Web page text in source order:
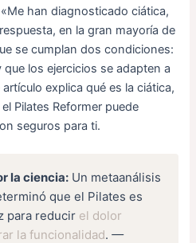
han diagnosticado ciática,
en la gran mayoría de
se cumplan dos condiciones:
los ejercicios se adapten a
explica qué es la ciática,
Pilates Reformer puede
seguros para ti.
la ciencia:Un metaanálisis
que el Pilates es
para reducir el dolor
la funcionalidad.—